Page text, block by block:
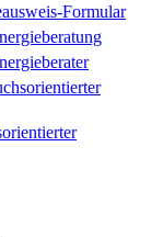
Formular